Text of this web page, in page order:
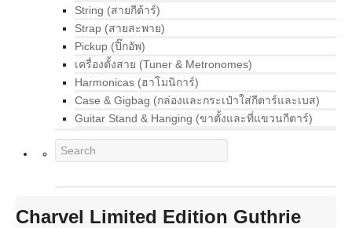
String (สายกีต้าร์)
Strap (สายสะพาย)
Pickup (ปิ๊กอัพ)
เครื่องตั้งสาย (Tuner & Metronomes)
Harmonicas (ฮาโมนิการ์)
Case & Gigbag (กล่องและกระเป๋าใส่กีตาร์และเบส)
Guitar Stand & Hanging (ขาตั้งและที่แขวนกีตาร์)
Charvel Limited Edition Guthrie